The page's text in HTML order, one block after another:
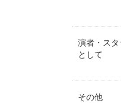
演者・スタ
として
その他